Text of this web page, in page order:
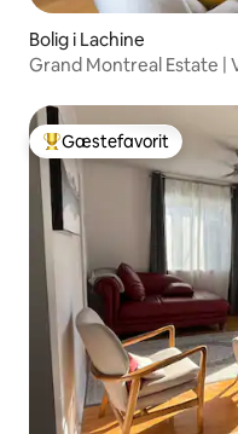
Bolig i Lachine
Grand Montreal Estate |
Bedste gæstefavorit
Gæstefavorit